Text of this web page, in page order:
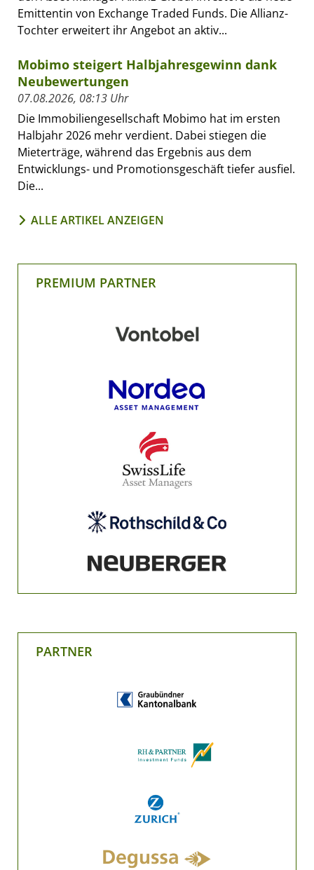
Emittentin von Exchange Traded Funds. Die Allianz-
Tochter erweitert ihr Angebot an aktiv...
Mobimo steigert Halbjahresgewinn dank
Neubewertungen
07.08.2026, 08:13 Uhr
Die Immobiliengesellschaft Mobimo hat im ersten
Halbjahr 2026 mehr verdient. Dabei stiegen die
Mieterträge, während das Ergebnis aus dem
Entwicklungs- und Promotionsgeschäft tiefer ausfiel.
Die...
ALLE ARTIKEL ANZEIGEN
PREMIUM PARTNER
PARTNER